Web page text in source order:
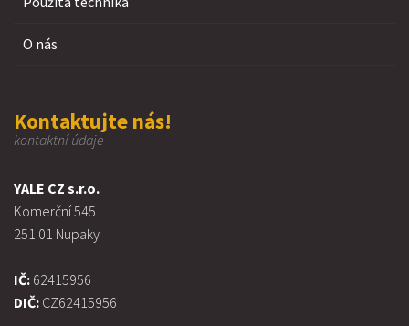
O nás
Kontaktujte nás!
kontaktní údaje
YALE CZ s.r.o.
Komerční 545
251 01 Nupaky
IČ: 62415956
DIČ: CZ62415956